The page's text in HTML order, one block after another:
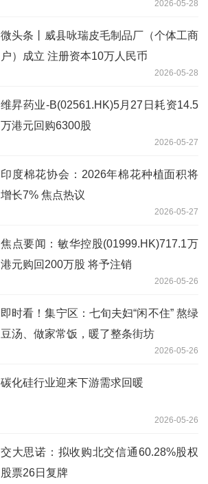
2026-05-28
微头条丨威县咏瑞皮毛制品厂（个体工商
户）成立 注册资本10万人民币
2026-05-28
维昇药业-B(02561.HK)5月27日耗资14.5
万港元回购6300股
2026-05-27
印度棉花协会：2026年棉花种植面积将
增长7% 焦点热议
2026-05-27
焦点要闻：敏华控股(01999.HK)717.1万
港元购回200万股 将予注销
2026-05-26
即时看！集宁区：七旬夫妇“闲不住” 熬绿
豆汤、做家常饭，暖了整条街坊
2026-05-26
碳化硅行业迎来下游需求回暖
2026-05-26
交大思诺：拟收购北交信通60.28%股权
股票26日复牌